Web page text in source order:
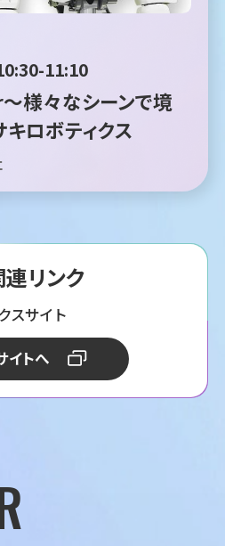
11:10
様々なシーンで境
ロボティクス
連リンク
サイト
イトへ